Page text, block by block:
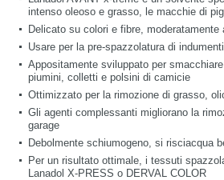
intenso oleoso e grasso, le macchie di
Delicato su colori e fibre, moderatamente
Usare per la pre-spazzolatura di
Appositamente sviluppato per
piumini, colletti e polsini di camicie
Ottimizzato per la rimozione di grasso,
Gli agenti complessanti migliorano la
garage
Debolmente schiumogeno, si risciacqua
Per un risultato ottimale, i tessuti
Lanadol X-PRESS o DERVAL COLOR